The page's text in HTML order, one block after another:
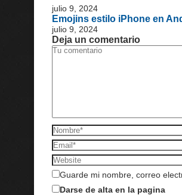
julio 9, 2024
Emojins estilo iPhone en
julio 9, 2024
Deja un comentario
Guarde mi nombre, correo
Darse de alta en la pagina